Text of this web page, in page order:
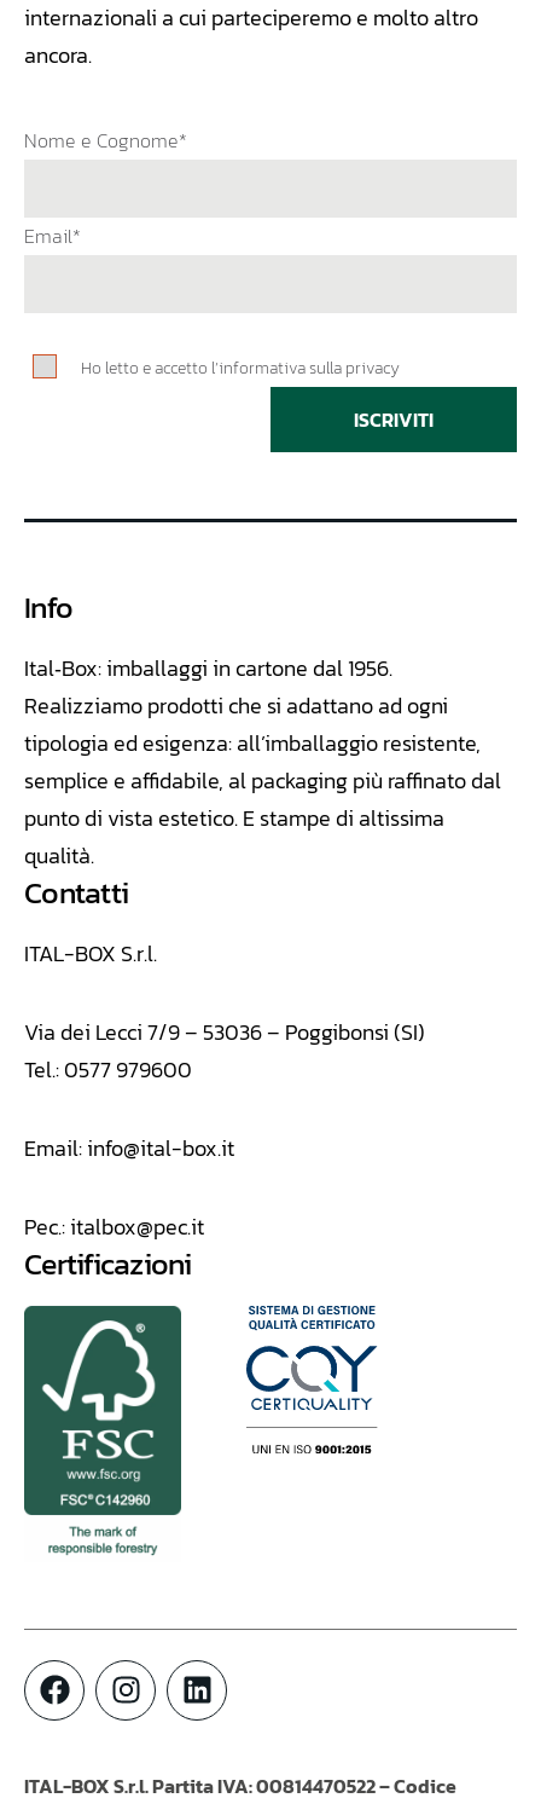
internazionali a cui parteciperemo e molto altro
ancora.
Nome e Cognome*
Email*
Ho letto e accetto l’informativa sulla privacy
ISCRIVITI
Info
Ital‑Box: imballaggi in cartone dal 1956.
Realizziamoprodotti che si adattano ad ogni
tipologia ed esigenza: all’imballaggio resistente,
semplice e affidabile, al packaging più raffinato dal
punto di vista estetico. E stampe di altissima
qualità.
Contatti
ITAL-BOX S.r.l.
Via dei Lecci 7/9 – 53036 – Poggibonsi (SI)
Tel.: 0577 979600
Email:info@ital-box.it
Pec.:italbox@pec.it
Certificazioni
ITAL-BOX S.r.l. Partita IVA: 00814470522 – Codice